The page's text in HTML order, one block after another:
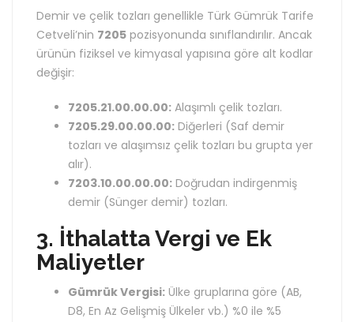
Demir ve çelik tozları genellikle Türk Gümrük Tarife
Cetveli’nin 7205 pozisyonunda sınıflandırılır. Ancak
ürünün fiziksel ve kimyasal yapısına göre alt kodlar
değişir:
7205.21.00.00.00: Alaşımlı çelik tozları.
7205.29.00.00.00: Diğerleri (Saf demir
tozları ve alaşımsız çelik tozları bu grupta yer
alır).
7203.10.00.00.00: Doğrudan indirgenmiş
demir (Sünger demir) tozları.
3. İthalatta Vergi ve Ek
Maliyetler
Gümrük Vergisi: Ülke gruplarına göre (AB,
D8, En Az Gelişmiş Ülkeler vb.) %0 ile %5